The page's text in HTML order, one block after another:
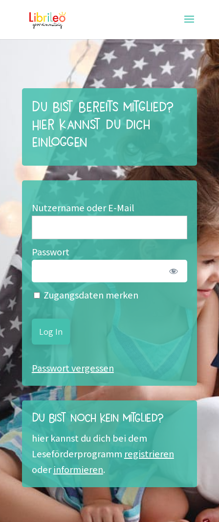
Du bist bereits Mitglied?
Hier kannst du dich
einloggen
Nutzername oder E-Mail
Passwort
Zugangsdaten merken
Passwort vergessen
Du bist noch kein Mitglied?
hier kannst du dich bei dem
Leseförderprogramm registrieren
oderinformieren.